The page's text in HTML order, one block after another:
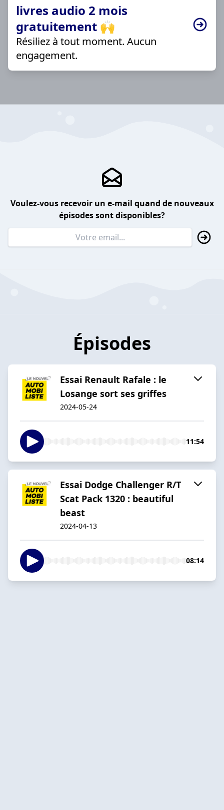
livres audio 2 mois
gratuitement 🙌
Résiliez à tout moment. Aucun
engagement.
Voulez-vous recevoir un e-mail quand de nouveaux
épisodes sont disponibles?
Épisodes
Essai Renault Rafale : le
Losange sort ses griffes
2024-05-24
11:54
Essai Dodge Challenger R/T
Scat Pack 1320 : beautiful
beast
2024-04-13
08:14